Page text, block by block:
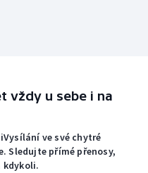
vždy u sebe i na
ve své chytré
Sledujte přímé přenosy,
kdykoli.